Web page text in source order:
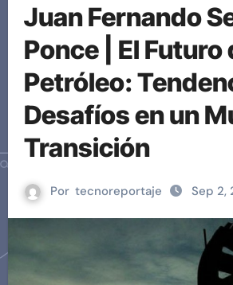
Juan Fernando
Ponce | El Futuro
Petróleo:
Desafíos en un
Transición
Por tecnoreportaje Sep 2,